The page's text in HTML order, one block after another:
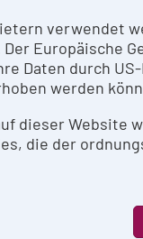
verwendet
Der Europäische
Daten durch
werden
dieser Website
die der